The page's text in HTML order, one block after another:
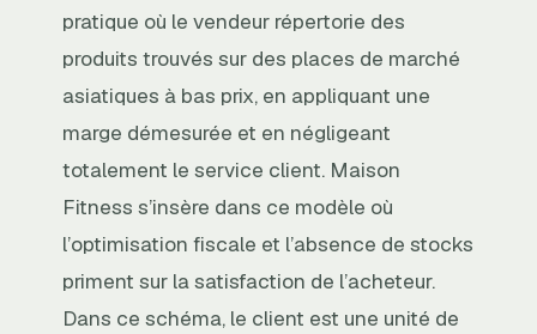
pratique où le vendeur répertorie des
produits trouvés sur des places de marché
asiatiques à bas prix, en appliquant une
marge démesurée et en négligeant
totalement le service client. Maison
Fitness s’insère dans ce modèle où
l’optimisation fiscale et l’absence de stocks
priment sur la satisfaction de l’acheteur.
Dans ce schéma, le client est une unité de